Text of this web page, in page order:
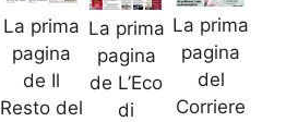
La prima
pagina
de Il
Resto del
La prima
pagina
de L’Eco
di
La prima
pagina
del
Corriere